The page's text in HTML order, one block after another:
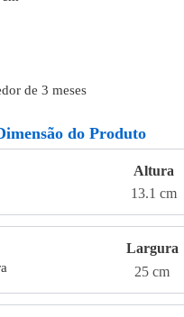
de 3 meses
do Produto
Altura
13.1 cm
Largura
25 cm